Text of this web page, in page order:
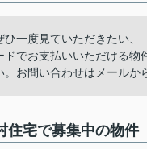
ひ一度見ていただきたい、
ドでお支払いいただける物
。お問い合わせはメール
住宅で募集中の物件